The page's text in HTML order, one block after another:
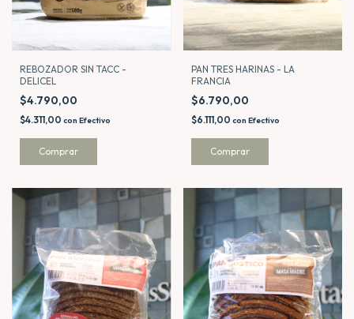
REBOZADOR SIN TACC -
DELICEL
$4.790,00
$4.311,00 con Efectivo
PAN TRES HARINAS - LA
FRANCIA
$6.790,00
$6.111,00 con Efectivo